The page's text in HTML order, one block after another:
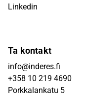
Linkedin
Ta kontakt
info@inderes.fi
+358 10 219 4690
Porkkalankatu 5